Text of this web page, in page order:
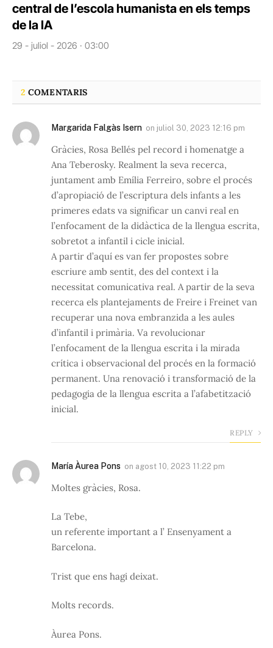
central de l’escola humanista en els temps
de la IA
29 - juliol - 2026 · 03:00
2 COMENTARIS
Margarida Falgàs Isern on juliol 30, 2023 12:16 pm
Gràcies, Rosa Bellés pel record i homenatge a
Ana Teberosky. Realment la seva recerca,
juntament amb Emília Ferreiro, sobre el procés
d’apropiació de l’escriptura dels infants a les
primeres edats va significar un canvi real en
l’enfocament de la didàctica de la llengua escrita,
sobretot a infantil i cicle inicial.
A partir d’aquí es van fer propostes sobre
escriure amb sentit, des del context i la
necessitat comunicativa real. A partir de la seva
recerca els plantejaments de Freire i Freinet van
recuperar una nova embranzida a les aules
d’infantil i primària. Va revolucionar
l’enfocament de la llengua escrita i la mirada
crítica i observacional del procés en la formació
permanent. Una renovació i transformació de la
pedagogia de la llengua escrita a l’afabetització
inicial.
REPLY
María Àurea Pons on agost 10, 2023 11:22 pm
Moltes gràcies, Rosa.
La Tebe,
un referente important a l’ Ensenyament a
Barcelona.
Trist que ens hagi deixat.
Molts records.
Àurea Pons.